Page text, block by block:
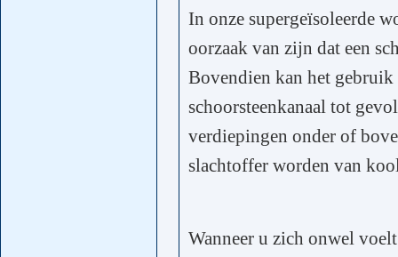
In onze supergeïsoleerde
oorzaak van zijn dat een
Bovendien kan het
schoorsteenkanaal tot
verdiepingen onder of
slachtoffer worden van
Wanneer u zich onwel